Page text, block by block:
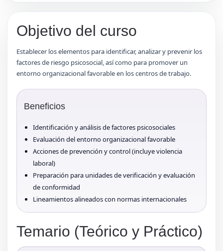
Objetivo del curso
Establecer los elementos para identificar, analizar y prevenir los
factores de riesgo psicosocial, así como para promover un
entorno organizacional favorable en los centros de trabajo.
Beneficios
Identificación y análisis de factores psicosociales
Evaluación del entorno organizacional favorable
Acciones de prevención y control (incluye violencia
laboral)
Preparación para unidades de verificación y evaluación
de conformidad
Lineamientos alineados con normas internacionales
Temario (Teórico y Práctico)